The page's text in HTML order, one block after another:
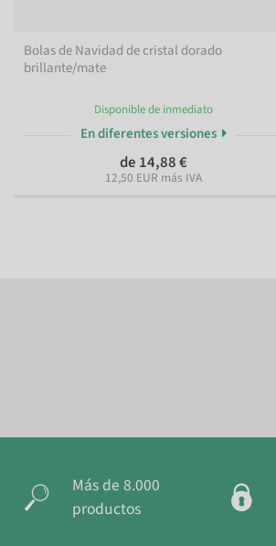
Bolas de Navidad de cristal dorado
brillante/mate
Disponible de inmediato
En diferentes versiones
de 14,88 €
12,50 EUR más IVA
Más de 8.000
productos